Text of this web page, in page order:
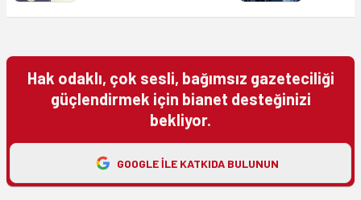
Hak odaklı, çok sesli, bağımsız gazeteciliği
güçlendirmek için bianet desteğinizi
bekliyor.
GOOGLE ILE KATKIDA BULUNUN